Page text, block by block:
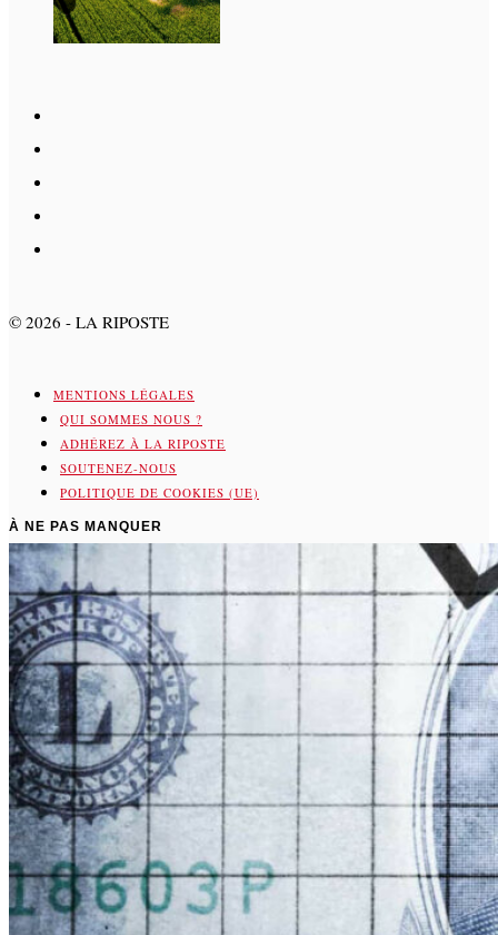
© 2026 - LA RIPOSTE
MENTIONS LÉGALES
QUI SOMMES NOUS ?
ADHÉREZ À LA RIPOSTE
SOUTENEZ-NOUS
POLITIQUE DE COOKIES (UE)
À NE PAS MANQUER